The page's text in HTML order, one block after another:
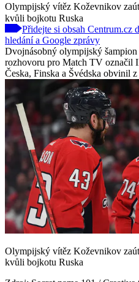
Olympijský vítěz Koževnikov
kvůli bojkotu Ruska
Přidejte si obsah Centrum.cz
hledání a Google zprávy
Dvojnásobný olympijský
rozhovoru pro Match TV označil
Česka, Finska a Švédska obvinil
Olympijský vítěz Koževnikov
kvůli bojkotu Ruska